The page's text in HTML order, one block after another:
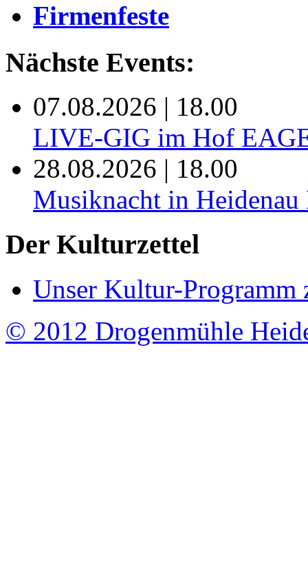
Firmenfeste
Nächste Events:
07.08.2026 | 18.00
LIVE-GIG im Hof
28.08.2026 | 18.00
Musiknacht in
Der Kulturzettel
Unser Kultur-Programm
© 2012 Drogenmühle